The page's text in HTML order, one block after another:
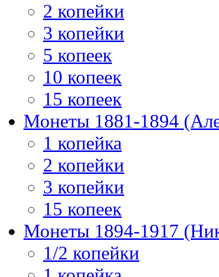
2 копейки
3 копейки
5 копеек
10 копеек
15 копеек
Монеты 1881-1894
1 копейка
2 копейки
3 копейки
15 копеек
Монеты 1894-1917
1/2 копейки